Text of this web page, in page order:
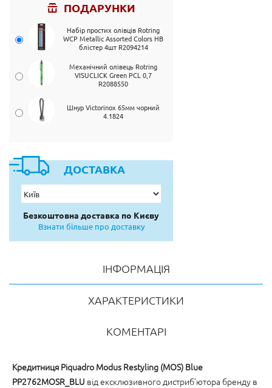
ПОДАРУНКИ
Набір простих олівців Rotring
WCP Metallic Assorted Colors HB
блістер 4шт R2094214
Механічний олівець Rotring
VISUCLICK Green PCL 0,7
R2088550
Шнур Victorinox 65мм чорний
4.1824
ДОСТАВКА
Безкоштовна доставка по Києву
Взнати більше про доставку
ІНФОРМАЦІЯ
ХАРАКТЕРИСТИКИ
КОМЕНТАРІ
Кредитниця Piquadro Modus Restyling (MOS) Blue
PP2762MOSR_BLU від ексклюзивного дистриб’ютора бренду в